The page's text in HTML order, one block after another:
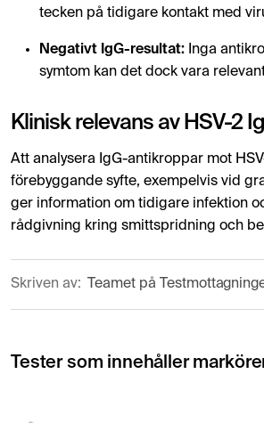
tecken på tidigare kontakt med
Negativt IgG-resultat: Inga
symtom kan det dock vara
Klinisk relevans av HSV-2
Att analysera IgG-antikroppar mot
förebyggande syfte, exempelvis vid
ger information om tidigare infektion
rådgivning kring smittspridning och
Skriven av: Teamet på
Tester som innehåller